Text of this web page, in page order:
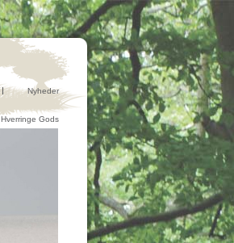
Hverringe Gods
Nyheder